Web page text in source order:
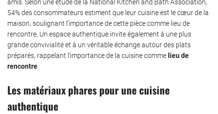
amis. Selon une étude de la National Kitchen and Bath Association,
54% des consommateurs estiment que leur cuisine est le cœur de la
maison, soulignant l’importance de cette pièce comme lieu de
rencontre. Un espace authentique invite également à une plus
grande convivialité et à un véritable échange autour des plats
préparés, rappelant l’importance de la cuisine comme lieu de
rencontre
Les matériaux phares pour une cuisine
authentique